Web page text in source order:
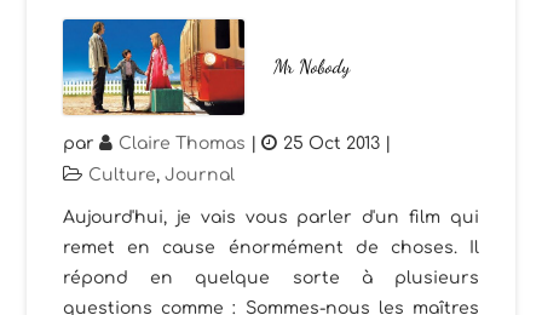
Mr Nobody
par Claire Thomas | 25 Oct 2013 |
Culture,Journal
Aujourd'hui, je vais vous parler d'un film qui
remet en cause énormément de choses. Il
répond en quelque sorte à plusieurs
questions comme : Sommes-nous les maîtres